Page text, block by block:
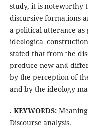
study, it is noteworthy
discursive formations
a political utterance as
ideological
stated that from the
produce new and
by the perception of
and by the ideology
. KEYWORDS:Meaning
Discourse analysis.